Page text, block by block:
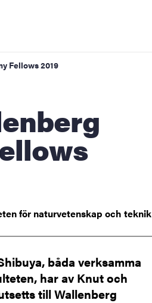
Fellows 2019
för naturvetenskap och teknik
båda verksamma
har av Knut och
till Wallenberg